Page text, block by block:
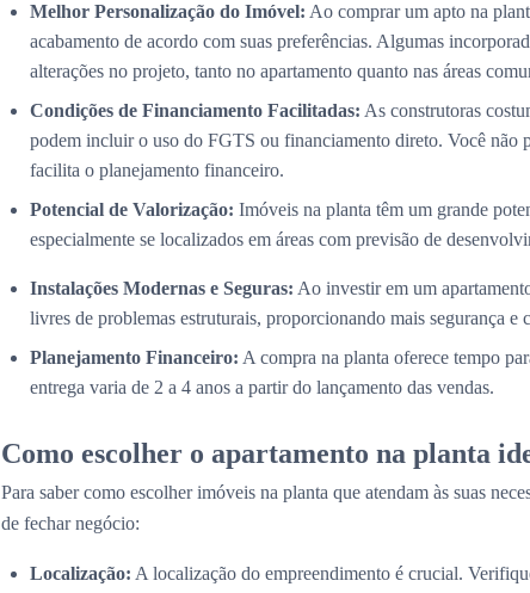
Melhor Personalização do Imóvel: Ao comprar um apto na
acabamento de acordo com suas preferências. Algumas
alterações no projeto, tanto no apartamento quanto nas áreas
Condições de Financiamento Facilitadas: As construtoras
podem incluir o uso do FGTS ou financiamento direto. Você não
facilita o planejamento financeiro.
Potencial de Valorização: Imóveis na planta têm um grande
especialmente se localizados em áreas com previsão de
Instalações Modernas e Seguras: Ao investir em um
livres de problemas estruturais, proporcionando mais segurança e
Planejamento Financeiro: A compra na planta oferece tempo
entrega varia de 2 a 4 anos a partir do lançamento das vendas.
Como escolher o apartamento na planta
Para saber como escolher imóveis na planta que atendam às suas
de fechar negócio:
Localização: A localização do empreendimento é crucial.